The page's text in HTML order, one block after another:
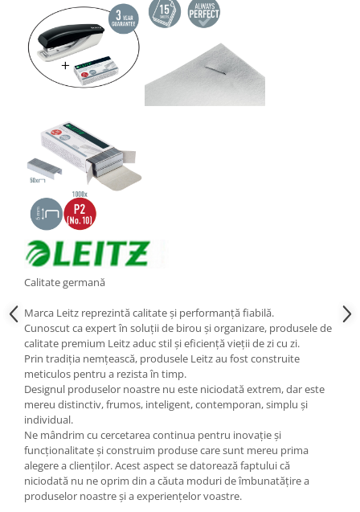
Incaltaminte de oras si munte
Echipamente medicale
Manusi de protectie
Accesorii pentru protectia capului
Antifoane
Ochelari de protectie si viziere
Masti de protectie respiratorie
Sepci, caciuli si esarfe
Pachete promotionale
Accesorii pentru protectia muncii
Sosete de lucru
Branturi
Articole de unica folosinta
Copii - tricouri si hanorace
Comunicare si prezentare
Flipchart-uri
Ecrane Interactive
Sisteme de afisare
Ecrane de proiectie
Accesorii prezentare
Calitate germană
Marca Leitz reprezintă calitate și performanță fiabilă.
Cunoscut ca expert în soluții de birou și organizare, produsele de
calitate premium Leitz aduc stil și eficiență vieții de zi cu zi.
Prin tradiția nemțească, produsele Leitz au fost construite
meticulos pentru a rezista în timp.
Designul produselor noastre nu este niciodată extrem, dar este
mereu distinctiv, frumos, inteligent, contemporan, simplu și
individual.
Ne mândrim cu cercetarea continua pentru inovație și
funcționalitate și construim produse care sunt mereu prima
alegere a clienților. Acest aspect se datorează faptului că
niciodată nu ne oprim din a căuta moduri de îmbunatățire a
produselor noastre și a experiențelor voastre.